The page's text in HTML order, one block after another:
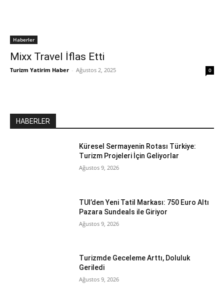
Haberler
Mixx Travel İflas Etti
Turizm Yatirim Haber - Ağustos 2, 2025 0
HABERLER
Küresel Sermayenin Rotası Türkiye:
Turizm Projeleri İçin Geliyorlar
Ağustos 9, 2026
TUI’den Yeni Tatil Markası: 750 Euro Altı
Pazara Sundeals ile Giriyor
Ağustos 9, 2026
Turizmde Geceleme Arttı, Doluluk
Geriledi
Ağustos 9, 2026